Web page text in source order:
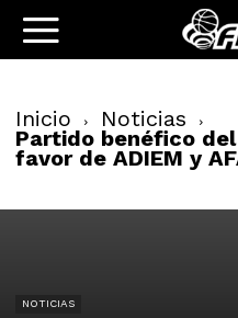
Inicio Noticias
Partido benéfico
favor de ADIEM y
NOTICIAS